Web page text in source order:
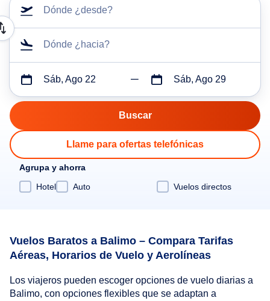
Dónde ¿desde?
Dónde ¿hacia?
Sáb, Ago 22 Sáb, Ago 29
Llame para ofertas telefónicas
Agrupa y ahorra
Hotel
Auto Vuelos directos
Vuelos Baratos a Balimo – Compara Tarifas
Aéreas, Horarios de Vuelo y Aerolíneas
Los viajeros pueden escoger opciones de vuelo diarias a
Balimo, con opciones flexibles que se adaptan a